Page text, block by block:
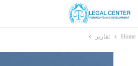
Home تقارير